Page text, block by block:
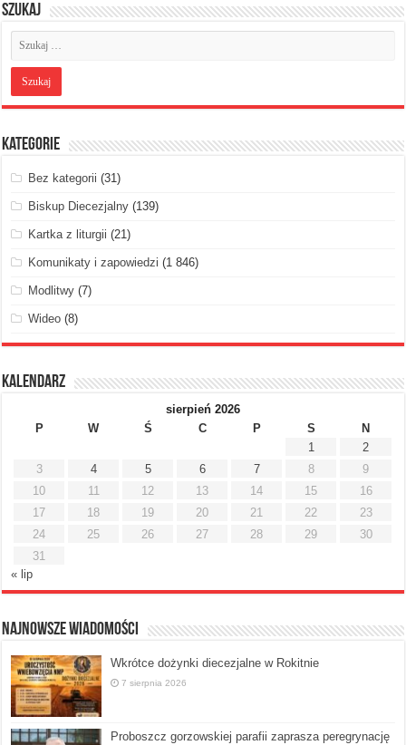
Szukaj
Kategorie
Bez kategorii (31)
Biskup Diecezjalny (139)
Kartka z liturgii (21)
Komunikaty i zapowiedzi (1 846)
Modlitwy (7)
Wideo (8)
Kalendarz
sierpień 2026
P
W Ś C P S
N
1
2
3
4 5 6 7 8
9
10
11 12 13 14 15
16
17
18 19 20 21 22
23
24
25 26 27 28 29
30
31
« lip
Najnowsze Wiadomości
Wkrótce dożynki diecezjalne w Rokitnie
7 sierpnia 2026
Proboszcz gorzowskiej parafii zaprasza peregrynację